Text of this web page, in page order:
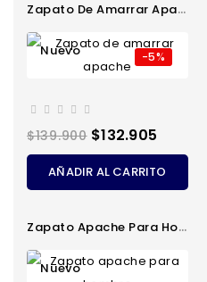
Zapato De Amarrar Apache
Nuevo
Precio
regular
$139.900
-5%
Precio
$132.905
AÑADIR AL CARRITO
Zapato Apache Para Hombre
Nuevo